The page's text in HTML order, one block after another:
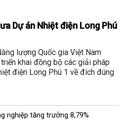
Dự án Nhiệt điện Long Phú
lượng Quốc gia Việt Nam
khai đồng bộ các giải pháp
điện Long Phú 1 về đích đúng
nghiệp tăng trưởng 8,79%